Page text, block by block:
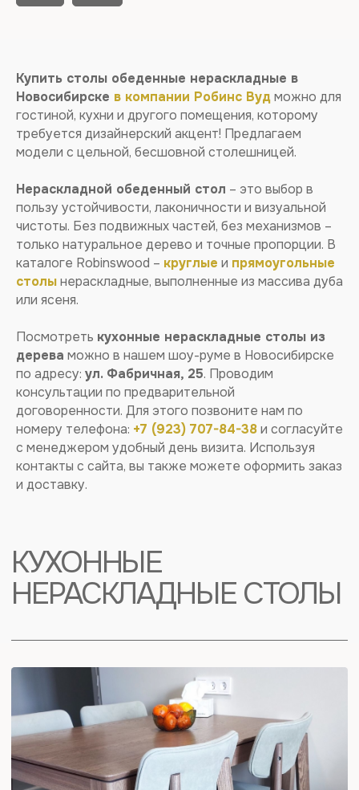
Купить столы обеденные нераскладные в
Новосибирске в компании Робинс Вудможно для
гостиной, кухни и другого помещения, которому
требуется дизайнерский акцент! Предлагаем
модели с цельной, бесшовной столешницей.
Нераскладной обеденный стол – это выбор в
пользу устойчивости, лаконичности и визуальной
чистоты. Без подвижных частей, без механизмов –
только натуральное дерево и точные пропорции. В
каталоге Robinswood – круглые и прямоугольные
столынераскладные, выполненные из массива дуба
или ясеня.
Посмотреть кухонные нераскладные столы из
дерева можно в нашем шоу-руме в Новосибирске
по адресу: ул. Фабричная, 25. Проводим
консультации по предварительной
договоренности. Для этого позвоните нам по
номеру телефона: +7 (923) 707-84-38и согласуйте
с менеджером удобный день визита. Используя
контакты с сайта, вы также можете оформить заказ
и доставку.
КУХОННЫЕ
НЕРАСКЛАДНЫЕ СТОЛЫ
Кухонные нераскладные столыимеют
фиксированную столешницу и не оснащены
механизмом для увеличения длины. Такой
вариант подходит кухням, чье пространство
позволяет сразу поставить мебель с запасом по
любого размера. Собственное производство
позволяет нам создавать мебель с разными
габаритами.